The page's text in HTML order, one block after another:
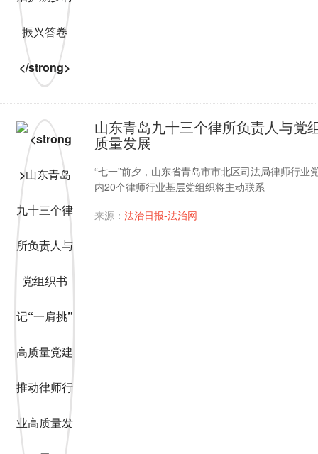
山东青岛九十三个律所负责人与党
质量发展
“七一”前夕，山东省青岛市市北区司法局律师行
内20个律师行业基层党组织将主动联系
来源： 法治日报-法治网